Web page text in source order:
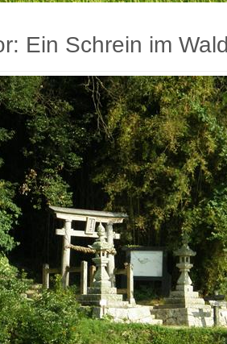
Ein Schrein im